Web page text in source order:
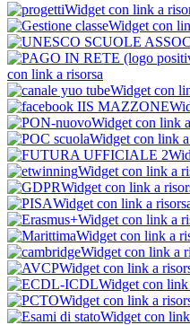
Widget con link a
Widget con
con link a risorsa
Widget con
Widget con link
Widget con link a
Widget con link a
Widget con link a
Widget con link a
Widget con link a
Widget con link a
Widget con link a
Widget con link a
Widget con link
Widget con link a
Widget con